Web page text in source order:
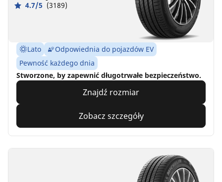
4.7/5 (3189)
Lato
Odpowiednia do pojazdów EV
Pewność każdego dnia
Stworzone, by zapewnić długotrwałe bezpieczeństwo.
Znajdź rozmiar
Zobacz szczegóły